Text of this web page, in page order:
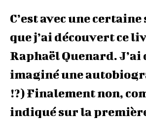
C’est avec une
que j’ai découvert ce
Raphaël Quenard. J’ai
imaginé une
!?) Finalement non,
indiqué sur la